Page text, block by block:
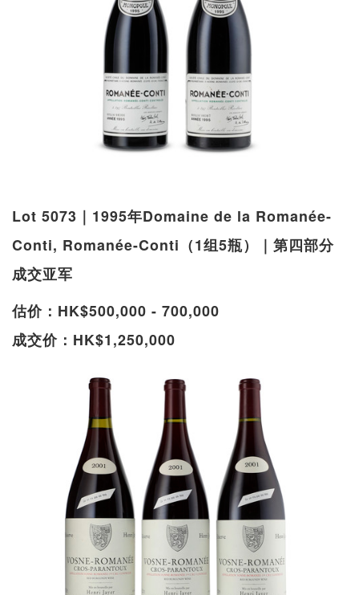
Lot 5073｜1995年Domaine de la Romanée-
Conti, Romanée-Conti（1组5瓶）｜第四部分
成交亚军
估价：HK$500,000 - 700,000
成交价：HK$1,250,000